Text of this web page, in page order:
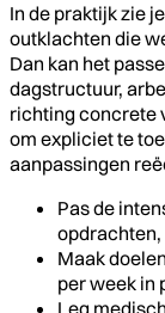
In de praktijk zie
outklachten die
Dan kan het
dagstructuur,
richting concrete
om expliciet te
aanpassingen
Pas de
Maak
per week in